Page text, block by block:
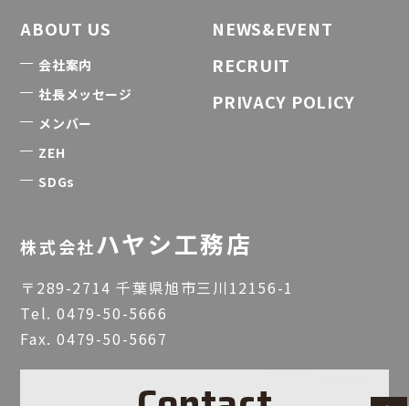
ABOUT US
会社案内
社長メッセージ
メンバー
ZEH
SDGs
NEWS&EVENT
RECRUIT
PRIVACY POLICY
株式会社ハヤシ工務店
〒289-2714 千葉県旭市三川12156-1
Tel.0479-50-5666
Fax. 0479-50-5667